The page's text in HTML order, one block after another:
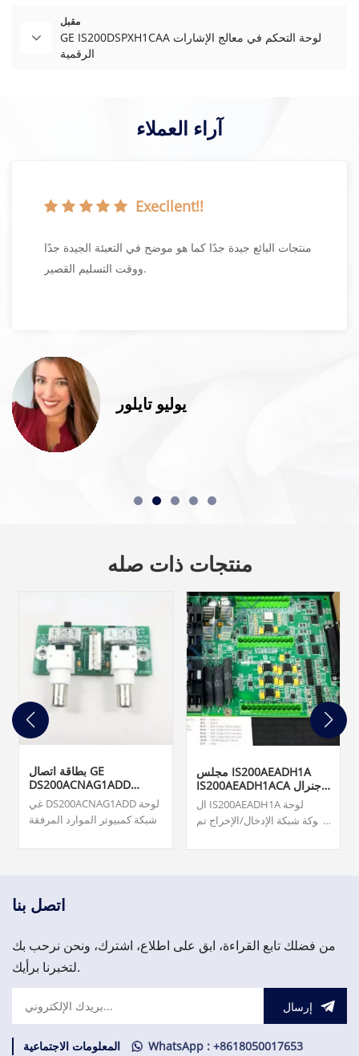
مقبل
GE IS200DSPXH1CAA لوحة التحكم في معالج الإشارات
الرقمية
آراء العملاء
Execllent!!
منتجات البائع جيدة جدًا كما هو موضح في التعبئة الجيدة جدًا
ووقت التسليم القصير.
يوليو تايلور
منتجات ذات صله
بطاقة اتصال GE
DS200ACNAG1ADD
ARCNETغي DS200ACNAG1ADD لوحة
شبكة كمبيوتر الموارد المرفقة
مراقبة التوربينات ونظام مراقبة
مجلس IS200AEADH1A
IS200AEADH1ACA جنرال
إلكتريكال IS200AEADH1A لوحة
شوكة شبكة الإدخال/الإخراج تم
جنرال إلكتريك GE Energy
اتصل بنا
من فضلك تابع القراءة، ابق على اطلاع، اشترك، ونحن نرحب بك
لتخبرنا برأيك.
إرسال
المعلومات الاجتماعية WhatsApp : +8618050017653